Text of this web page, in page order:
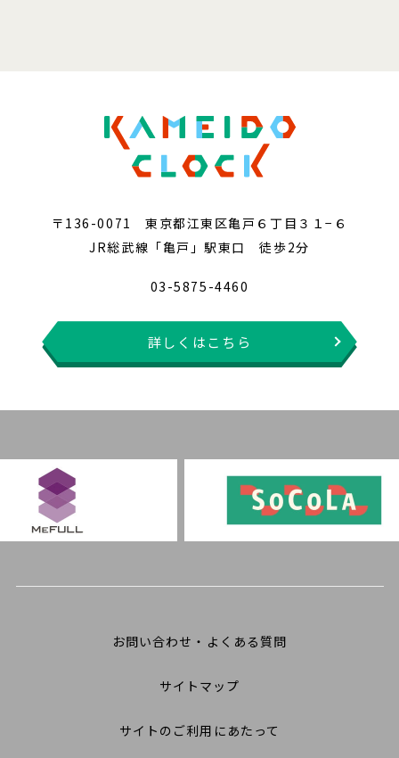
〒136-0071 東京都江東区亀戸６丁目３１−６
JR総武線「亀戸」駅東口 徒歩2分
03-5875-4460
詳しくはこちら
お問い合わせ・よくある質問
サイトマップ
サイトのご利用にあたって